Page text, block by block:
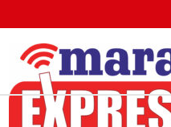
K.MARAŞ